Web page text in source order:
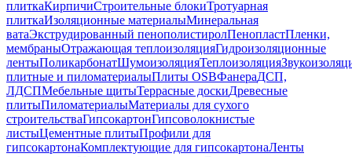
плиткаКирпичиСтроительные блокиТротуарная
плиткаИзоляционные материалыМинеральная
ватаЭкструдированный пенополистиролПенопластПленки,
мембраныОтражающая теплоизоляцияГидроизоляционные
лентыПоликарбонатШумоизоляцияТеплоизоляция
плитные и пиломатериалыПлиты OSBФанераДСП,
ЛДСПМебельные щитыТеррасные доскиДревесные
плитыПиломатериалыМатериалы для сухого
строительстваГипсокартонГипсоволокнистые
листыЦементные плитыПрофили для
гипсокартонаКомплектующие для гипсокартонаЛенты